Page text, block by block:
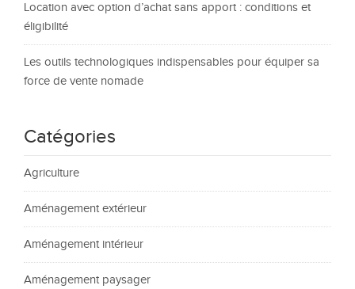
Location avec option d’achat sans apport : conditions et
éligibilité
Les outils technologiques indispensables pour équiper sa
force de vente nomade
Catégories
Agriculture
Aménagement extérieur
Aménagement intérieur
Aménagement paysager